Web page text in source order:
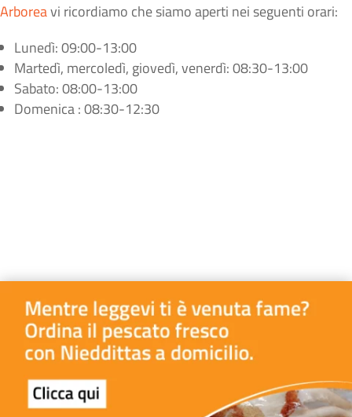
Arboreavi ricordiamo che siamo aperti nei seguenti orari:
Lunedì: 09:00-13:00
Martedì, mercoledì, giovedì, venerdì: 08:30-13:00
Sabato: 08:00-13:00
Domenica : 08:30-12:30